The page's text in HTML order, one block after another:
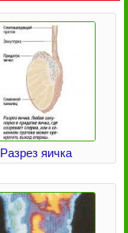
Разрез яичка